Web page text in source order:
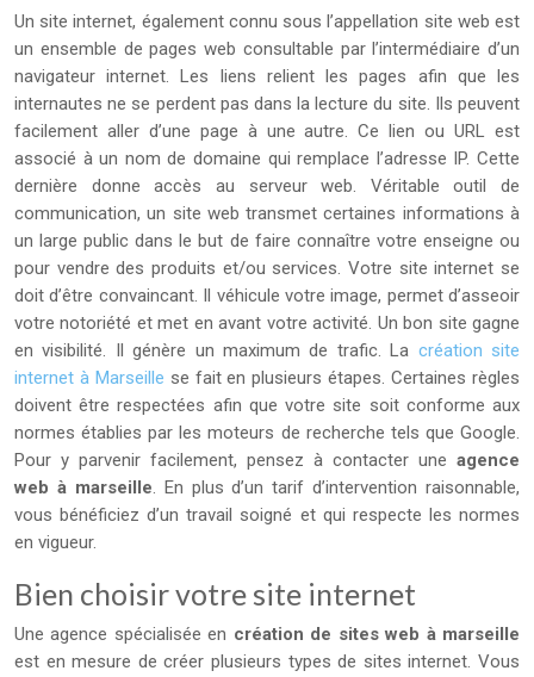
Un site internet, également connu sous l’appellation site web est
un ensemble de pages web consultable par l’intermédiaire d’un
navigateur internet. Les liens relient les pages afin que les
internautes ne se perdent pas dans la lecture du site. Ils peuvent
facilement aller d’une page à une autre. Ce lien ou URL est
associé à un nom de domaine qui remplace l’adresse IP. Cette
dernière donne accès au serveur web. Véritable outil de
communication, un site web transmet certaines informations à
un large public dans le but de faire connaître votre enseigne ou
pour vendre des produits et/ou services. Votre site internet se
doit d’être convaincant. Il véhicule votre image, permet d’asseoir
votre notoriété et met en avant votre activité. Un bon site gagne
en visibilité. Il génère un maximum de trafic. La création site
internet à Marseille se fait en plusieurs étapes. Certaines règles
doivent être respectées afin que votre site soit conforme aux
normes établies par les moteurs de recherche tels que Google.
Pour y parvenir facilement, pensez à contacter une agence
web à marseille. En plus d’un tarif d’intervention raisonnable,
vous bénéficiez d’un travail soigné et qui respecte les normes
en vigueur.
Bien choisir votre site internet
Une agence spécialisée en création de sites web à marseille
est en mesure de créer plusieurs types de sites internet. Vous